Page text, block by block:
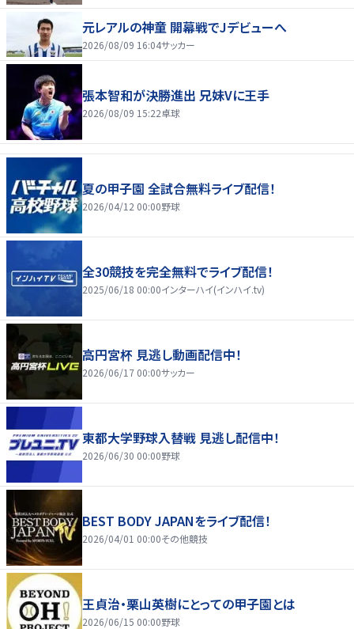
元レアルの神童 開幕戦でJデビューへ
2026/08/09 16:04サッカー
張本智和が決勝進出 兄妹Vに王手
2026/08/09 15:22卓球
夏の甲子園 全試合無料ライブ配信！
2026/04/12 00:00野球
全30競技を完全無料でライブ配信！
2025/06/18 00:00インターハイ(インハイ.tv)
高円宮杯 見逃し動画配信中！
2026/06/17 00:00サッカー
東都大学野球入替戦 見逃し配信中！
2026/06/30 00:00野球
BEST BODY JAPANをライブ配信！
2026/04/01 00:00その他競技
王貞治・栗山英樹にとっての甲子園とは
2026/06/15 00:00野球